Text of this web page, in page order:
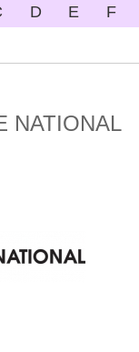
D E F
NATIONAL